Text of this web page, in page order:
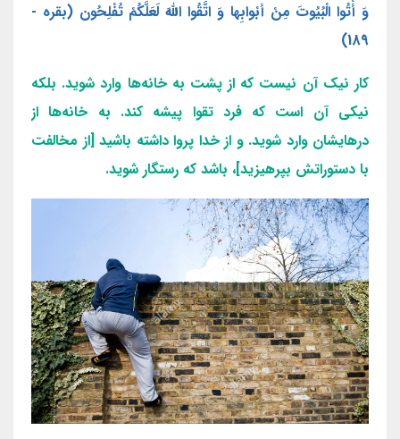
وَ أْتُوا الْبُيُوتَ مِنْ أبْوابِها وَ اتَّقُوا اللهَ لَعَلَّكُمْ تُفْلِحُون (بقره -
189)
کار نیک آن نیست که از پشت به خانه‌ها وارد شوید. بلکه
نیکی آن است که فرد تقوا پیشه کند. به خانه‌ها از
درهایشان وارد شوید. و از خدا پروا داشته باشید [از مخالفت
با دستوراتش بپرهیزید]، باشد که رستگار شوید.